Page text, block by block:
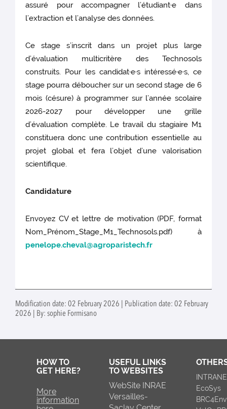
assuré pour accompagner l’étudiant·e dans
l’extraction et l’analyse des données.
Ce stage s’inscrit dans un projet plus large
d’évaluation multicritère des Technosols
construits. Pour les candidat·e·s intéressé·e·s, ce
stage pourra déboucher sur un second stage de 6
mois (césure) à programmer sur l’année scolaire
2026-2027 pour développer une grille
d’évaluation complète. Le travail du stagiaire M1
constituera donc une contribution essentielle au
projet global et fera l’objet d’une valorisation
scientifique.
Candidature
Envoyez CV et lettre de motivation (PDF, format
Nom_Prénom_Stage_M1_Technosols.pdf) à
penelope.cheval@agroparistech.fr
Modification date: 02 February 2026 | Publication date: 02 February
2026 | By: sophie Formisano
HOW TO
GET HERE?
More
information
USEFUL LINKS
TO WEBSITES
WebSite INRAE
Versailles-
EcoSys
BRC4Env